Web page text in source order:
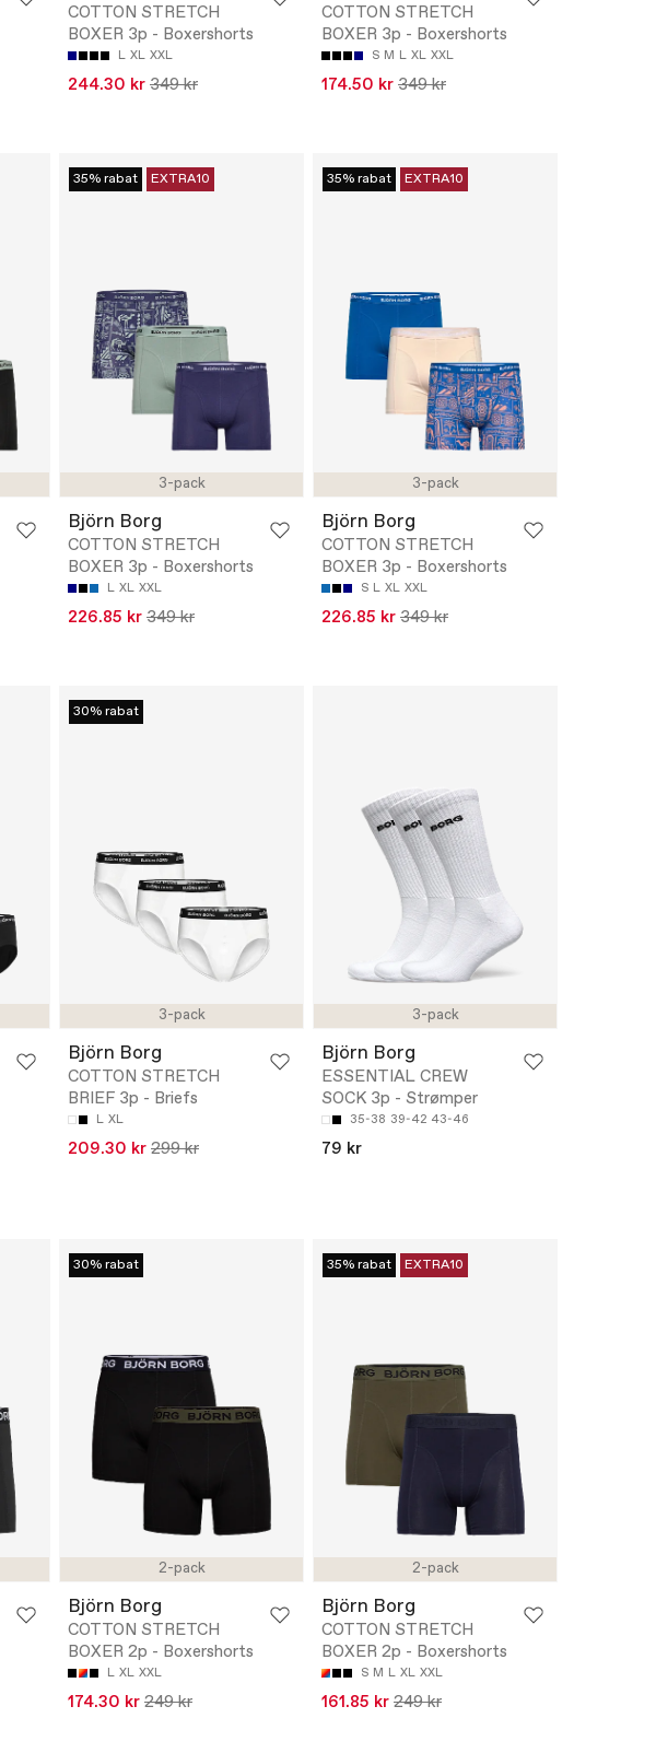
COTTON STRETCH
BOXER 3p - Boxershorts
L XL XXL
244.30 kr 349 kr
COTTON STRETCH
BOXER 3p - Boxershorts
S M L XL XXL
174.50 kr 349 kr
3-pack
35% rabat EXTRA10
Björn Borg
COTTON STRETCH
BOXER 3p - Boxershorts
L XL XXL
226.85 kr 349 kr
3-pack
35% rabat EXTRA10
Björn Borg
COTTON STRETCH
BOXER 3p - Boxershorts
S L XL XXL
226.85 kr 349 kr
3-pack
30% rabat
Björn Borg
COTTON STRETCH
BRIEF 3p - Briefs
L XL
209.30 kr 299 kr
3-pack
Björn Borg
ESSENTIAL CREW
SOCK 3p - Strømper
35-38 39-42 43-46
79 kr
2-pack
30% rabat
Björn Borg
COTTON STRETCH
BOXER 2p - Boxershorts
L XL XXL
174.30 kr 249 kr
2-pack
35% rabat EXTRA10
Björn Borg
COTTON STRETCH
BOXER 2p - Boxershorts
S M L XL XXL
161.85 kr 249 kr